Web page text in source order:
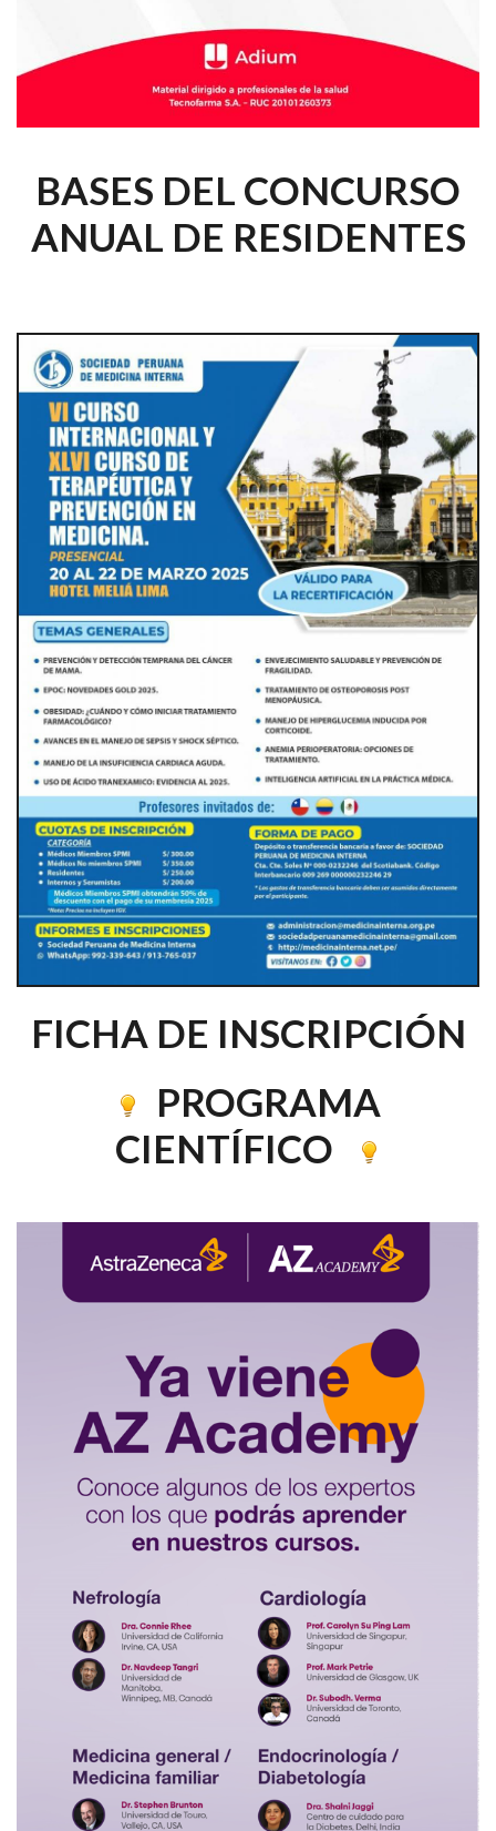
BASES DEL CONCURSO
ANUAL DE RESIDENTES
FICHA DE INSCRIPCIÓN
PROGRAMA
CIENTÍFICO